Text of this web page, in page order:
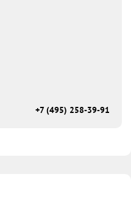
+7 (495) 258-39-91